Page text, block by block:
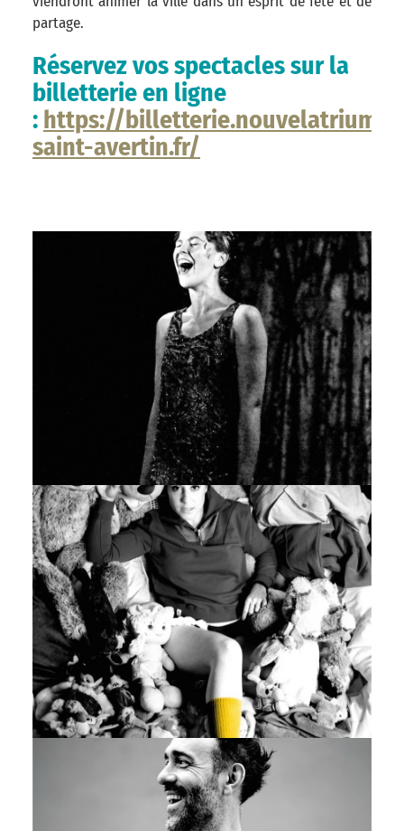
partage.
Réservez vos spectacles sur la
billetterie en ligne
: https://
saint-avertin.fr/